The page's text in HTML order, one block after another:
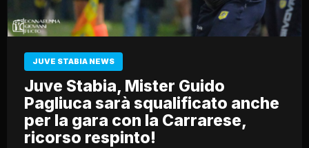
JUVE STABIA NEWS
Juve Stabia, Mister Guido
Pagliuca sarà squalificato anche
per la gara con la Carrarese,
ricorso respinto!